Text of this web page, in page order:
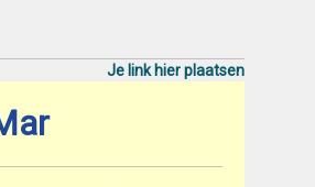
Je link hier plaatsen